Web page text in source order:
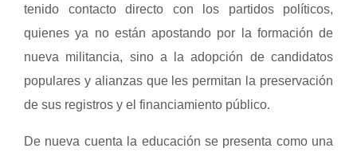
tenido contacto directo con los partidos políticos,
quienes ya no están apostando por la formación de
nueva militancia, sino a la adopción de candidatos
populares y alianzas que les permitan la preservación
de sus registros y el financiamiento público.
De nueva cuenta la educación se presenta como una